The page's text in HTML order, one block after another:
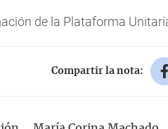
de la Plataforma
Compartir la nota: